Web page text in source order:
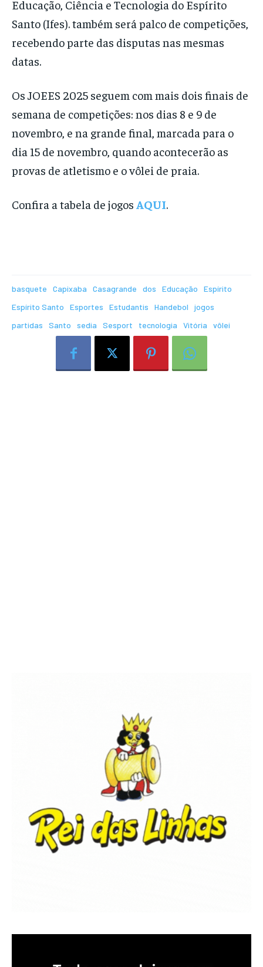
Educação, Ciência e Tecnologia do Espírito
Santo (Ifes). também será palco de competições,
recebendo parte das disputas nas mesmas
datas.
Os JOEES 2025 seguem com mais dois finais de
semana de competições: nos dias 8 e 9 de
novembro, e na grande final, marcada para o
dia 15 de novembro, quando acontecerão as
provas de atletismo e o vôlei de praia.
Confira a tabela de jogos AQUI.
basquete Capixaba Casagrande dos Educação
Espírito
Espírito Santo
Esportes Estudantis Handebol
jogos
partidas
Santo sedia Sesport tecnologia Vitória vôlei